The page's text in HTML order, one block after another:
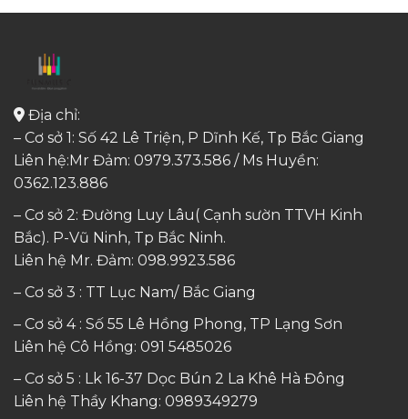
Địa chỉ:
– Cơ sở 1: Số 42 Lê Triện, P Dĩnh Kế, Tp Bắc Giang
Liên hệ:Mr Đảm: 0979.373.586 / Ms Huyền:
0362.123.886
– Cơ sở 2: Đường Luy Lâu( Cạnh sườn TTVH Kinh
Bắc). P-Vũ Ninh, Tp Bắc Ninh.
Liên hệ Mr. Đảm: 098.9923.586
– Cơ sở 3 : TT Lục Nam/ Bắc Giang
– Cơ sở 4 : Số 55 Lê Hồng Phong, TP Lạng Sơn
Liên hệ Cô Hồng: 091 5485026
– Cơ sở 5 : Lk 16-37 Dọc Bún 2 La Khê Hà Đông
Liên hệ Thầy Khang: 0989349279